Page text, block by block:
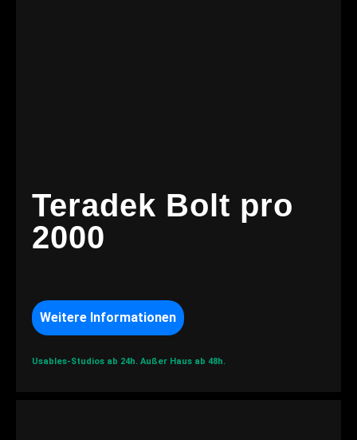
Teradek Bolt pro
2000
Weitere Informationen
Usables-Studios ab 24h. Außer Haus ab 48h.